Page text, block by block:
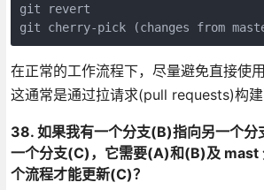
git revert
在正常的工作流程下，尽量避免直接使
这通常是通过拉请求(pull requests)构建
38. 如果我有一个分支(B)指向另一个分
一个分支(C)，它需要(A)和(B)及 mast
个流程才能更新(C)？